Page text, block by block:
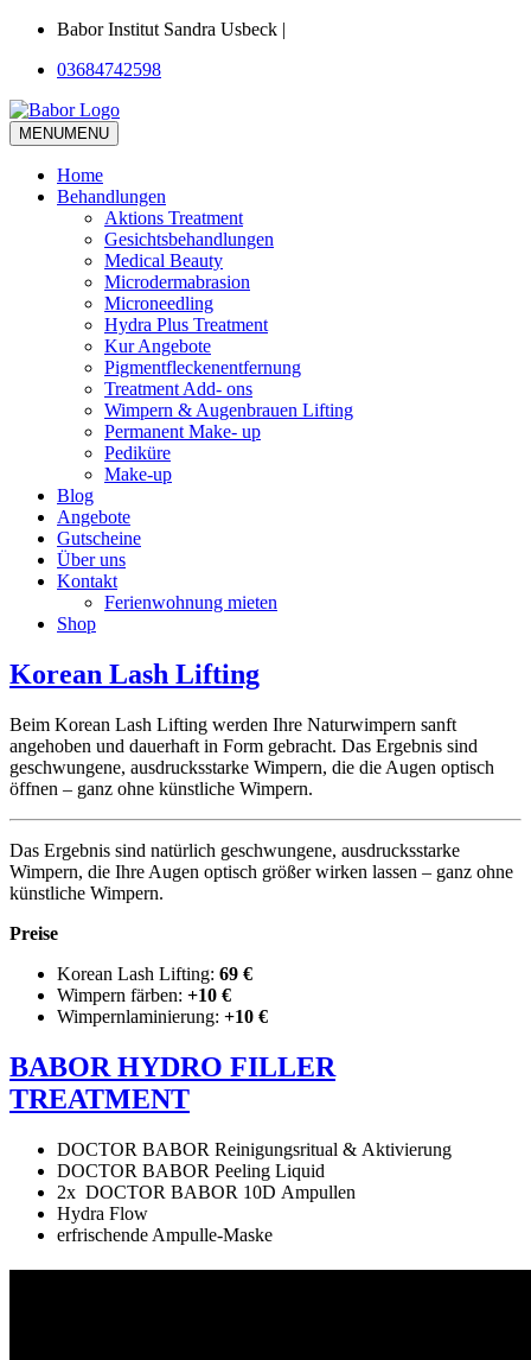
Babor Institut Sandra Usbeck |
03684742598
MENUMENU
Home
Behandlungen
Aktions Treatment
Gesichtsbehandlungen
Medical Beauty
Microdermabrasion
Microneedling
Hydra Plus Treatment
Kur Angebote
Pigmentfleckenentfernung
Treatment Add- ons
Wimpern & Augenbrauen Lifting
Permanent Make- up
Pediküre
Make-up
Blog
Angebote
Gutscheine
Über uns
Kontakt
Ferienwohnung mieten
Shop
Korean Lash Lifting
Beim Korean Lash Lifting werden Ihre Naturwimpern sanft
angehoben und dauerhaft in Form gebracht. Das Ergebnis sind
geschwungene, ausdrucksstarke Wimpern, die die Augen optisch
öffnen – ganz ohne künstliche Wimpern.
Das Ergebnis sind natürlich geschwungene, ausdrucksstarke
Wimpern, die Ihre Augen optisch größer wirken lassen – ganz ohne
künstliche Wimpern.
Preise
Korean Lash Lifting: 69 €
Wimpern färben: +10 €
Wimpernlaminierung: +10 €
BABOR HYDRO FILLER
TREATMENT
DOCTOR BABOR Reinigungsritual & Aktivierung
DOCTOR BABOR Peeling Liquid
2x DOCTOR BABOR 10D Ampullen
Hydra Flow
erfrischende Ampulle-Maske